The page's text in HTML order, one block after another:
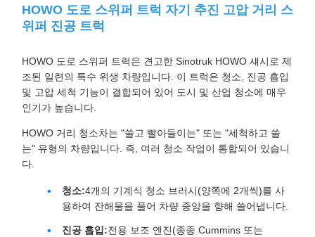
HOWO 도로 스위퍼 트럭 자기 추진 고압 거리 스
위퍼 진공 트럭
HOWO 도로 스위퍼 트럭은 견고한 Sinotruk HOWO 섀시로 제
조된 일련의 특수 위생 차량입니다. 이 트럭은 청소, 진공 흡입
및 고압 세척 기능이 결합되어 있어 도시 및 산업 청소에 매우
인기가 높습니다.
HOWO 거리 청소차는 "쓸고 빨아들이는" 또는 "세척하고 쓸
는" 유형의 차량입니다. 즉, 여러 청소 작업이 통합되어 있습니
다.
청소:4개의 기계식 청소 브러시(양쪽에 2개씩)를 사
용하여 잔해물을 풀어 차량 중앙을 향해 쓸어냅니다.
진공 흡입:전용 보조 엔진(종종 Cummins 또는